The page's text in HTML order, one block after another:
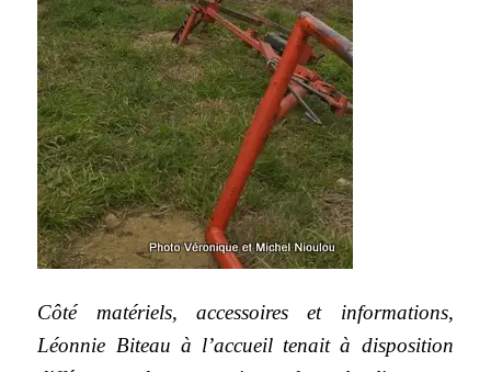
Côté matériels, accessoires et informations,
Léonnie Biteau à l’accueil tenait à disposition